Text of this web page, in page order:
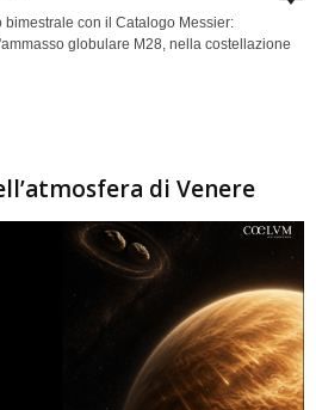
con il Catalogo Messier:
globulare M28, nella costellazione
di Venere